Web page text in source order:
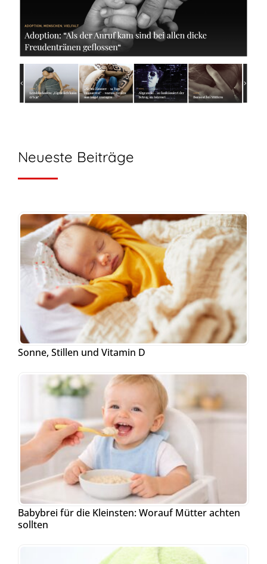
Neueste Beiträge
Sonne, Stillen und Vitamin D
Babybrei für die Kleinsten: Worauf Mütter achten
sollten